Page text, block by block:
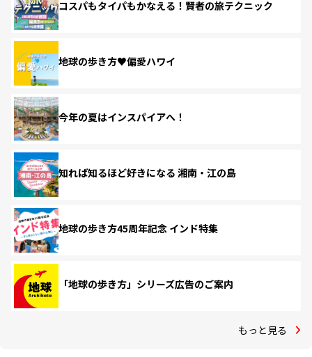
コスパもタイパもかなえる！賢者の旅テクニック
地球の歩き方♥偏愛ハワイ
今年の夏はインスパイアへ！
知れば知るほど好きになる 湘南・江の島
地球の歩き方45周年記念 インド特集
「地球の歩き方」シリーズ広告のご案内
もっと見る